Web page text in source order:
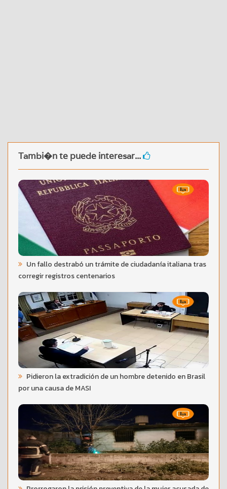
Tambi�n te puede interesar...
Un fallo destrabó un trámite de ciudadanía italiana tras
corregir registros centenarios
Pidieron la extradición de un hombre detenido en Brasil
por una causa de MASI